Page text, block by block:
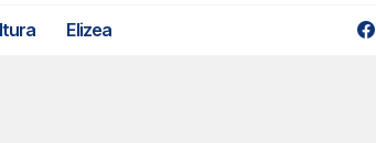
Elizea